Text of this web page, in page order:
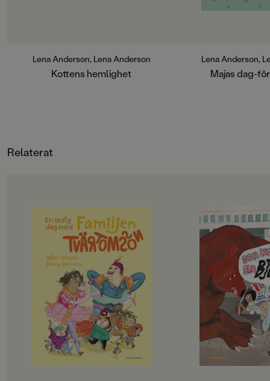
Lena Anderson, Lena Anderson
Kottens hemlighet
Lena Anderson,
Majas dag-
Relaterat
OM BOKEN
Det här är familjen Tvärtomsson -
en helt vanlig familj som har
kalsongerna utanpå byxorna,
precis som alla andra. Det är helg
och då ska familjen hitta på något
riktigt roligt, bestämmer barnen.
Det blir storstädning! NEEEEJ,
skriker föräldrarna, de vill gå till
badhuset och dinosauriemuseum!
Okej, suckar barnen, men först
måste föräldrarna få på sig skor och
jacka, och det tar en evig tid. På
badhuset måste man springa, så
OM BOKEN
Jempa och jag är
typ. Hennes
Hawaii, och så har
häftiga saker.
lasersvärd och en
Men det passar
alla häftiga saker.
– Det går inte nu,
städat, säger
på landet.
Jempa är också
En dag kommer
gömma oss, och